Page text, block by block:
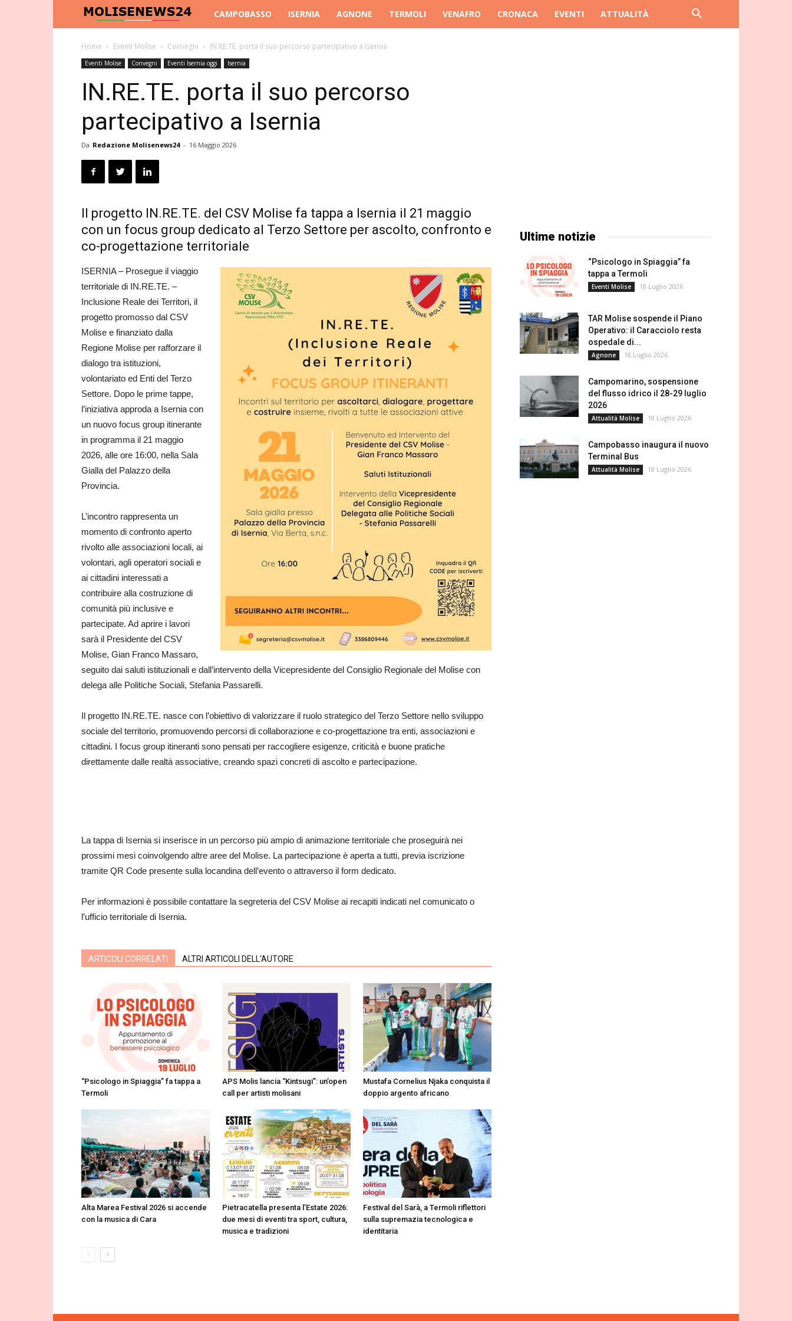
Molise
News
24
CAMPOBASSO ISERNIA AGNONE TERMOLI VENAFRO CRONACA EVENTI ATTUALITÀ
Home Eventi Molise Convegni IN.RE.TE. porta il suo percorso partecipativo a Isernia
Eventi Molise Convegni Eventi Isernia oggi Isernia
IN.RE.TE. porta il suo percorso
partecipativo a Isernia
Da Redazione Molisenews24 - 16 Maggio 2026
Il progetto IN.RE.TE. del CSV Molise fa tappa a Isernia il 21 maggio
con un focus group dedicato al Terzo Settore per ascolto, confronto e
co-progettazione territoriale
ISERNIA – Prosegue il viaggio
territoriale di IN.RE.TE. –
Inclusione Reale dei Territori, il
progetto promosso dal CSV
Molise e finanziato dalla
Regione Molise per rafforzare il
dialogo tra istituzioni,
volontariato ed Enti del Terzo
Settore. Dopo le prime tappe,
l’iniziativa approda a Isernia con
un nuovo focus group itinerante
in programma il 21 maggio
2026, alle ore 16:00, nella Sala
Gialla del Palazzo della
Provincia.
L’incontro rappresenta un
momento di confronto aperto
rivolto alle associazioni locali, ai
volontari, agli operatori sociali e
ai cittadini interessati a
contribuire alla costruzione di
comunità più inclusive e
partecipate. Ad aprire i lavori
sarà il Presidente del CSV
Molise, Gian Franco Massaro,
seguito dai saluti istituzionali e dall’intervento della Vicepresidente del Consiglio Regionale del Molise con
delega alle Politiche Sociali, Stefania Passarelli.
Il progetto IN.RE.TE. nasce con l’obiettivo di valorizzare il ruolo strategico del Terzo Settore nello sviluppo
sociale del territorio, promuovendo percorsi di collaborazione e co-progettazione tra enti, associazioni e
cittadini. I focus group itineranti sono pensati per raccogliere esigenze, criticità e buone pratiche
direttamente dalle realtà associative, creando spazi concreti di ascolto e partecipazione.
La tappa di Isernia si inserisce in un percorso più ampio di animazione territoriale che proseguirà nei
prossimi mesi coinvolgendo altre aree del Molise. La partecipazione è aperta a tutti, previa iscrizione
tramite QR Code presente sulla locandina dell’evento o attraverso il form dedicato.
Per informazioni è possibile contattare la segreteria del CSV Molise ai recapiti indicati nel comunicato o
l’ufficio territoriale di Isernia.
ARTICOLI CORRELATI ALTRI ARTICOLI DELL'AUTORE
“Psicologo in Spiaggia” fa tappa a
Termoli
APS Molis lancia “Kintsugi”: un’open
call per artisti molisani
Mustafa Cornelius Njaka conquista il
doppio argento africano
Alta Marea Festival 2026 si accende
con la musica di Cara
Pietracatella presenta l’Estate 2026:
due mesi di eventi tra sport, cultura,
musica e tradizioni
Festival del Sarà, a Termoli riflettori
sulla supremazia tecnologica e
identitaria
Ultime notizie
“Psicologo in Spiaggia” fa
tappa a Termoli
Eventi Molise 18 Luglio 2026
TAR Molise sospende il Piano
Operativo: il Caracciolo resta
ospedale di...
Agnone 18 Luglio 2026
Campomarino, sospensione
del flusso idrico il 28-29 luglio
2026
Attualità Molise 18 Luglio 2026
Campobasso inaugura il nuovo
Terminal Bus
Attualità Molise 18 Luglio 2026